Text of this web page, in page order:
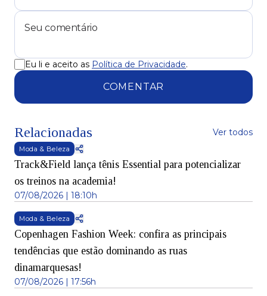
Eu li e aceito as Política de Privacidade.
COMENTAR
Relacionadas Ver todos
Moda & Beleza
Track&Field lança tênis Essential para potencializar
os treinos na academia!
07/08/2026 | 18:10h
Moda & Beleza
Copenhagen Fashion Week: confira as principais
tendências que estão dominando as ruas
dinamarquesas!
07/08/2026 | 17:56h